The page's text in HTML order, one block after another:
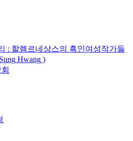
: 할렘르네상스의 흑인여성작가들
Sung Hwang )